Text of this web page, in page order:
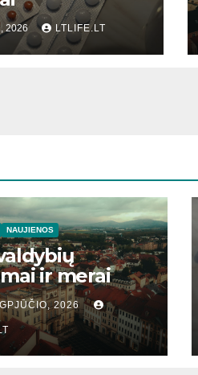
2026 LTLIFE.LT
NAUJIENOS
ir merai
2026